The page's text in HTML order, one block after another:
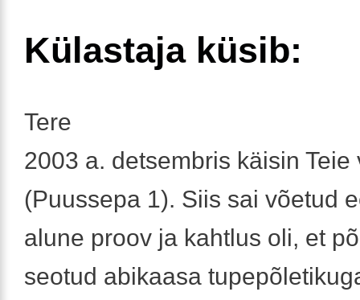
Külastaja küsib:
Tere
2003 a. detsembris käisin Teie
(Puussepa 1). Siis sai võetud
alune proov ja kahtlus oli, et
seotud abikaasa